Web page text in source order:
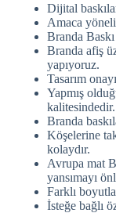
Dijital
Amaca
Branda
Branda afiş
yapıyoruz.
Tasarım
Yapmış
kalitesindedir.
Branda
Köşelerine
kolaydır.
Avrupa mat
yansımayı
Farklı
İsteğe bağlı